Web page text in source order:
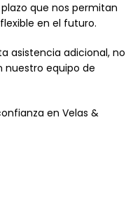
que nos permitan
en el futuro.
asistencia adicional, no
equipo de
en Velas &